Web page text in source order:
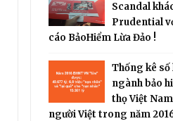
Scandal
Prudential
cáo BảoHiểm Lừa Đảo !
Thống kê số
ngành bảo
thọ Việt
người Việt trong năm